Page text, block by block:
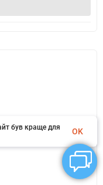
був краще для
OK